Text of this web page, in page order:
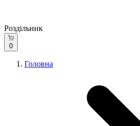
Роздільник
0
Головна